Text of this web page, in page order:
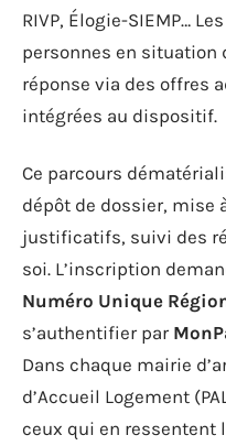
RIVP, Élogie-SIEMP…
personnes en situation
réponse via des offres
intégrées au dispositif.
Ce parcours
dépôt de dossier, mise
justificatifs, suivi des
soi. L’inscription
Numéro Unique
s’authentifier par
Dans chaque mairie
d’Accueil Logement
ceux qui en ressentent